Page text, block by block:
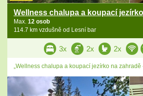
Wellness chalupa a koupací
Max. 12 osob
114.7 km vzdušně od Lesní bar
3x 2x 2x
„Wellness chalupa a koupací jezírko na zahradě